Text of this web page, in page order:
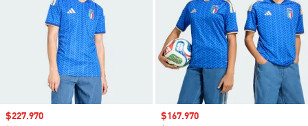
Precio de venta
$227.970 Precio de venta
$167.970